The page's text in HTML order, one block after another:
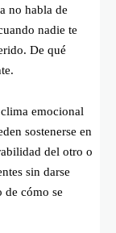
no habla de
nadie te
De qué
emocional
sostenerse en
del otro o
sin darse
de cómo se